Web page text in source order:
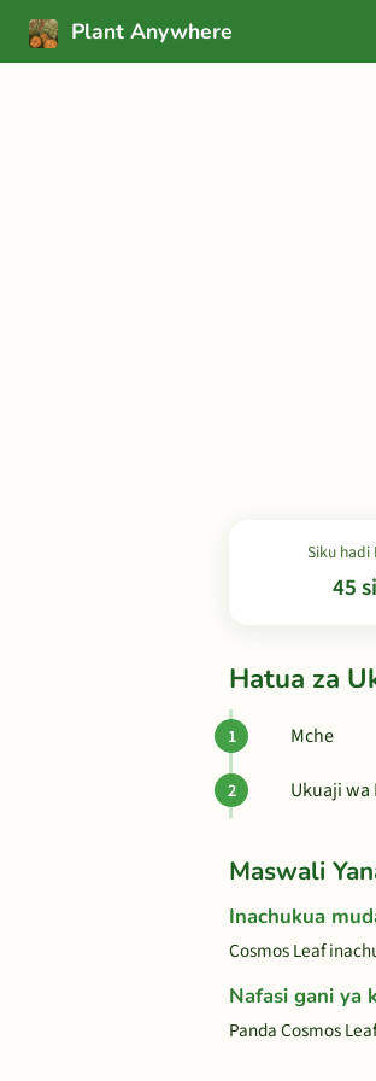
Plant Anywhere
Siku hadi
45
Hatua za
Mche
Ukuaji wa
Maswali
Inachukua
Cosmos Leaf
Nafasi gani ya
Panda Cosmos